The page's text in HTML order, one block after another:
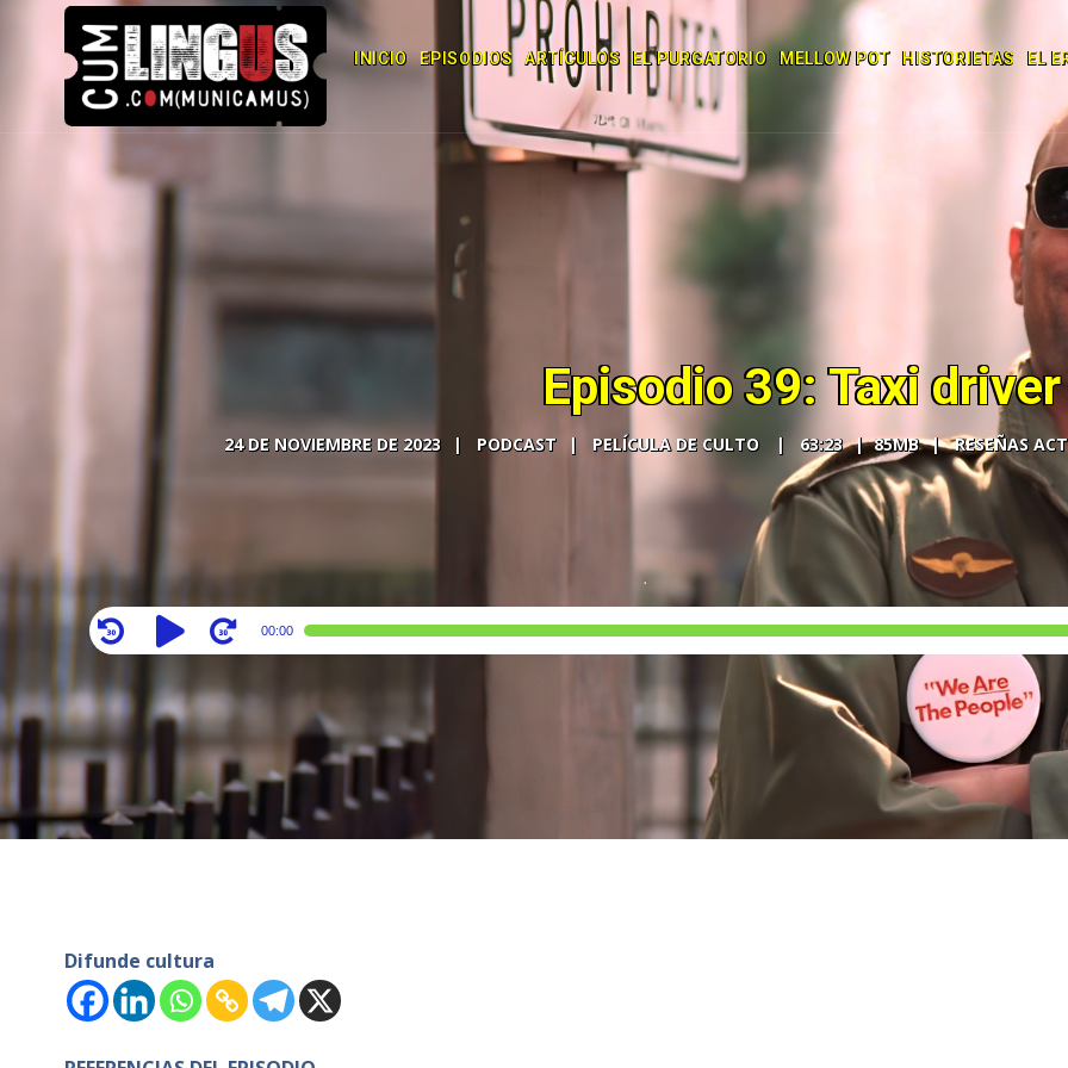
INICIO EPISODIOS ARTÍCULOS EL PURGATORIO MELLOW POT HISTORIETAS EL
Episodio 39: Taxi driver
24 DE NOVIEMBRE DE 2023 PODCAST PELÍCULA DE CULTO 63:23 85MB
Audio
Player
00:00
Difunde cultura